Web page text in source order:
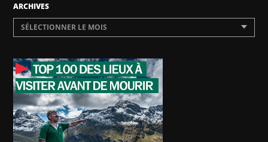
ARCHIVES
SÉLECTIONNER LE MOIS